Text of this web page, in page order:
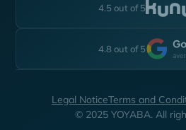
4.5 out of 5
4.8 out of 5
© 2025 YOYABA. All
Legal NoticeTerms and